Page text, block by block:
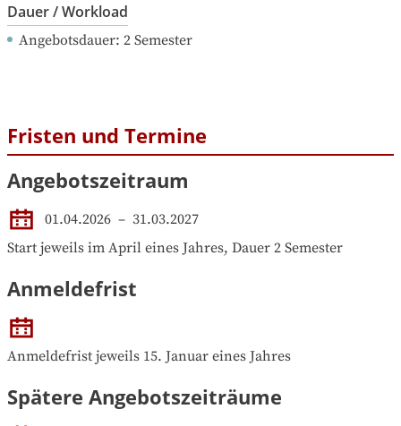
Dauer / Workload
Angebotsdauer: 2 Semester
Fristen und Termine
Angebotszeitraum
01.04.2026 – 31.03.2027
Start jeweils im April eines Jahres, Dauer 2 Semester
Anmeldefrist
Anmeldefrist jeweils 15. Januar eines Jahres
Spätere Angebotszeiträume